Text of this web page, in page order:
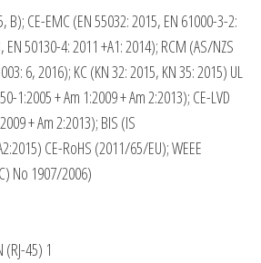
B); CE-EMC (EN 55032: 2015, EN 61000-3-2:
50130-4: 2011 +A1: 2014); RCM (AS/NZS
6, 2016); KC (KN 32: 2015, KN 35: 2015) UL
1:2005 + Am 1:2009 + Am 2:2013); CE-LVD
+ Am 2:2013); BIS (IS
CE-RoHS (2011/65/EU); WEEE
No 1907/2006)
45) 1